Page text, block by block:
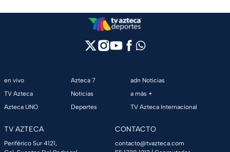
en vivo
TV Azteca
Azteca UNO
Azteca 7
Noticias
Deportes
adn Noticias
a más +
TV Azteca Internacional
TV AZTECA
Periférico Sur 4121,
CONTACTO
contacto@tvazteca.com